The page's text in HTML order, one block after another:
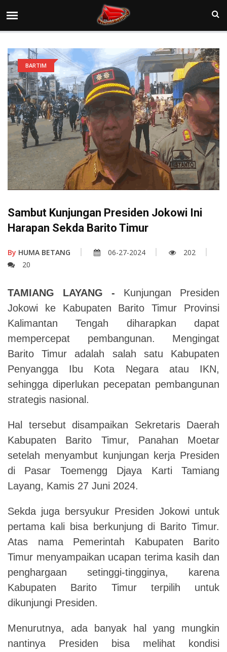
BARTIM
Sambut Kunjungan Presiden Jokowi Ini
Harapan Sekda Barito Timur
By HUMA BETANG 06-27-2024
202
20
TAMIANG LAYANG - Kunjungan Presiden
Jokowi ke Kabupaten Barito Timur Provinsi
Kalimantan Tengah diharapkan dapat
mempercepat pembangunan. Mengingat
Barito Timur adalah salah satu Kabupaten
Penyangga Ibu Kota Negara atau IKN,
sehingga diperlukan pecepatan pembangunan
strategis nasional.
Hal tersebut disampaikan Sekretaris Daerah
Kabupaten Barito Timur, Panahan Moetar
setelah menyambut kunjungan kerja Presiden
di Pasar Toemengg Djaya Karti Tamiang
Layang, Kamis 27 Juni 2024.
Sekda juga bersyukur Presiden Jokowi untuk
pertama kali bisa berkunjung di Barito Timur.
Atas nama Pemerintah Kabupaten Barito
Timur menyampaikan ucapan terima kasih dan
penghargaan setinggi-tingginya, karena
Kabupaten Barito Timur terpilih untuk
dikunjungi Presiden.
Menurutnya, ada banyak hal yang mungkin
nantinya Presiden bisa melihat kondisi